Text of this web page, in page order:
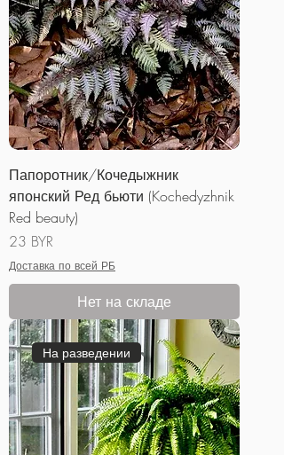
Папоротник/Кочедыжник
японский Ред бьюти (Kochedyzhnik
Red beauty)
Цена
23 BYR
Доставка по всей РБ
Нет на складе
На разведении